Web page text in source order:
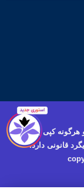
کپی برداری و
قانونی دارد.